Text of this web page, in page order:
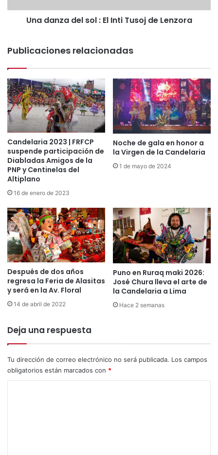
d
o
:
E
l
I
n
t
i
T
u
s
o
j
d
L
e
n
z
o
r
a
Una danza del sol : El Inti Tusoj de Lenzora
Publicaciones relacionadas
Candelaria 2023 | FRFCP
suspende participación de
Diabladas Amigos de la
PNP y Centinelas del
Altiplano
16 de enero de 2023
Noche de gala en honor a
la Virgen de la Candelaria
1 de mayo de 2024
Después de dos años
regresa la Feria de Alasitas
y será en la Av. Floral
14 de abril de 2022
Puno en Ruraq maki 2026:
José Chura lleva el arte de
la Candelaria a Lima
Hace 2 semanas
Deja una respuesta
Tu dirección de correo electrónico no será publicada. Los campos
obligatorios están marcados con *